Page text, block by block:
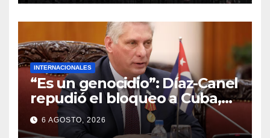
INTERNACIONALES
“Es un genocidio”: Díaz-Canel
repudió el bloqueo a Cuba,
apuntó a Trump y reclamó
condenas internacionales
6 AGOSTO, 2026